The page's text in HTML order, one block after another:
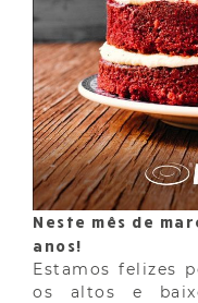
Neste mês de
anos!
Estamos felizes
os altos e